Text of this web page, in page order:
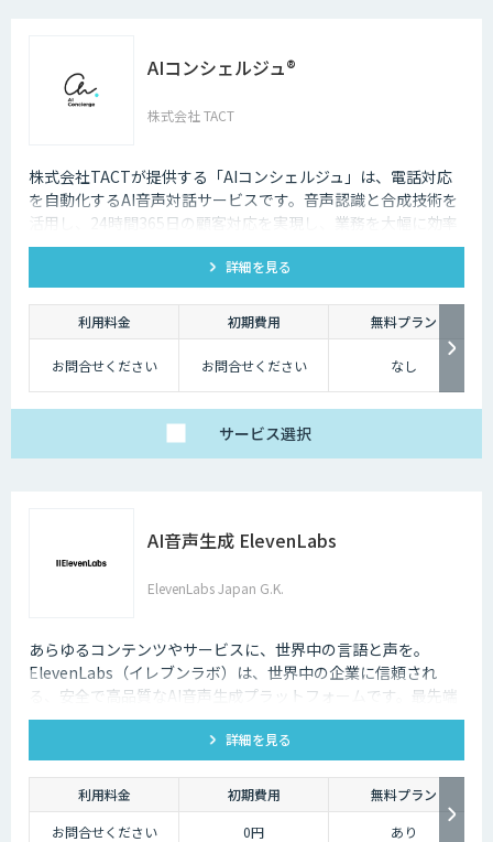
AIコンシェルジュ®
株式会社 TACT
株式会社TACTが提供する「AIコンシェルジュ」は、電話対応
を自動化するAI音声対話サービスです。音声認識と合成技術を
活用し、24時間365日の顧客対応を実現し、業務を大幅に効率
化します。
詳細を見る
利用料金 初期費用 無料プラン
お問合せください お問合せください なし
サービス選択
AI音声生成 ElevenLabs
ElevenLabs Japan G.K.
あらゆるコンテンツやサービスに、世界中の言語と声を。
ElevenLabs（イレブンラボ）は、世界中の企業に信頼され
る、安全で高品質なAI音声生成プラットフォームです。最先端
の技術で自然な音声を生成し、多言語対応やボイスクローニン
グ機能も、悪用を防ぐ倫理的ガードレールの中で提供します。
詳細を見る
利用料金 初期費用
無料プラン
お問合せください
0円 あり